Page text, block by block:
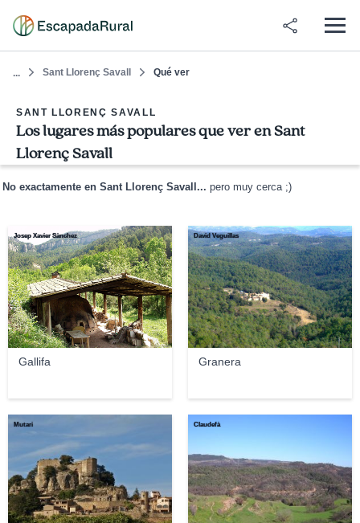
... Sant Llorenç Savall Qué ver
SANT LLORENÇ SAVALL
Los lugares más populares que ver en Sant
Llorenç Savall
No exactamente en Sant Llorenç Savall... pero muy cerca ;)
Gallifa
Josep Xavier Sànchez
Granera
David Veguillas
Mutari Claudefà